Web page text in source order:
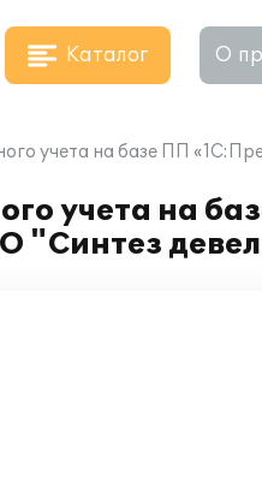
Каталог О
учета на базе ПП
учета на
"Синтез